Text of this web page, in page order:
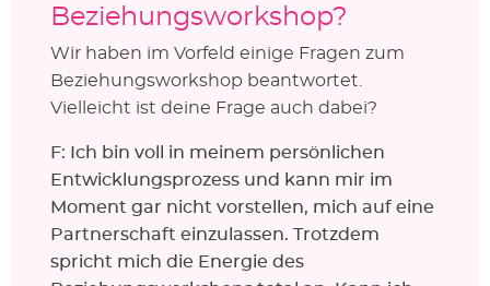
Beziehungsworkshop?
Wir haben im Vorfeld einige Fragen zum
Beziehungsworkshop beantwortet.
Vielleicht ist deine Frage auch dabei?
F: Ich bin voll in meinem persönlichen
Entwicklungsprozess und kann mir im
Moment gar nicht vorstellen, mich auf eine
Partnerschaft einzulassen. Trotzdem
spricht mich die Energie des